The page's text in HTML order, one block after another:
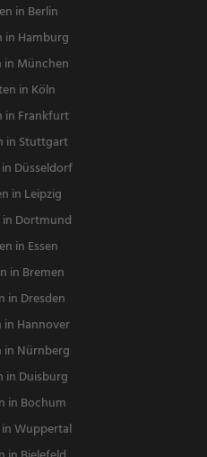
in Berlin
Hamburg
München
in Köln
in Frankfurt
in Stuttgart
Düsseldorf
in Leipzig
Dortmund
in Essen
in Bremen
in Dresden
Hannover
Nürnberg
in Duisburg
in Bochum
Wuppertal